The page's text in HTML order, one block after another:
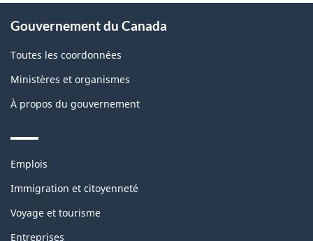
this
site
Gouvernement du Canada
Toutes les coordonnées
Ministères et organismes
À propos du gouvernement
Themes
topics
Emplois
Immigration et citoyenneté
Voyage et tourisme
Entreprises